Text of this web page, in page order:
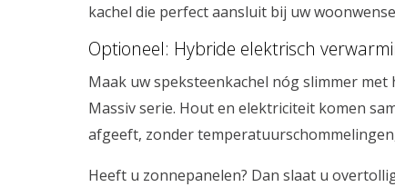
kachel die perfect aansluit bij uw
Optioneel: Hybride elektrisch
Maak uw speksteenkachel nóg slimmer
Massiv serie. Hout en elektriciteit komen
afgeeft, zonder
Heeft u zonnepanelen? Dan slaat u